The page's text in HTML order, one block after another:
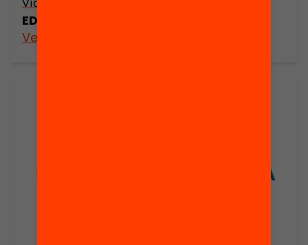
Vídeo
EDhack Raval: Retorn Comunitari
Veure’n més